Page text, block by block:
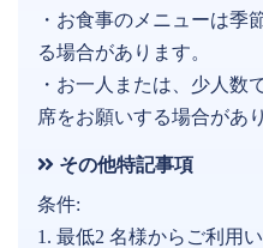
・お食事のメニューは季
る場合があります。
・お一人または、少人数
席をお願いする場合があ
その他特記事項
条件:
1. 最低2 名様からご利用